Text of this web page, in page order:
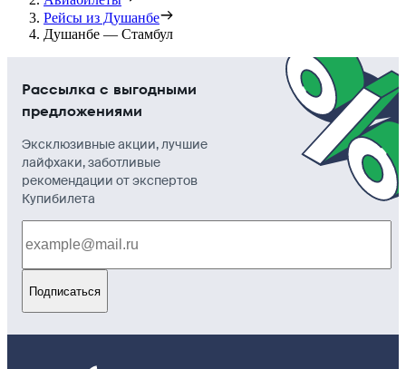
Рейсы из Душанбе
Душанбе — Стамбул
Рассылка с выгодными
предложениями
Эксклюзивные акции, лучшие
лайфхаки, заботливые
рекомендации от экспертов
Купибилета
Подписаться